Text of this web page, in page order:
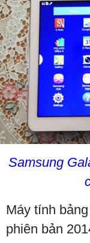
Samsung
Máy tính
phiên bản